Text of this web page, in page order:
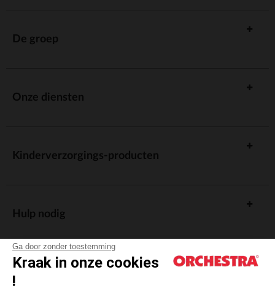
Ga door zonder toestemming
Kraak in onze cookies
!
De groep
Onze diensten
Kinderverzorgings-producten
Hulp nodig